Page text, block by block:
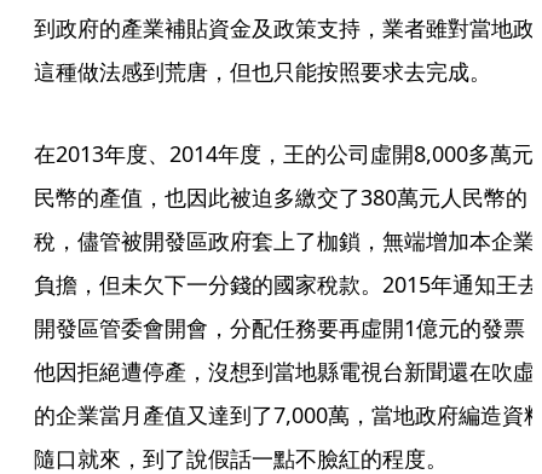
到政府的產業補貼資金及政策支持，業者雖對當地政
這種做法感到荒唐，但也只能按照要求去完成。
在2013年度、2014年度，王的公司虛開8,000多萬元
民幣的產值，也因此被迫多繳交了380萬元人民幣的
稅，儘管被開發區政府套上了枷鎖，無端增加本企業
負擔，但未欠下一分錢的國家稅款。2015年通知王去
開發區管委會開會，分配任務要再虛開1億元的發票
他因拒絕遭停產，沒想到當地縣電視台新聞還在吹虛
的企業當月產值又達到了7,000萬，當地政府編造資
隨口就來，到了說假話一點不臉紅的程度。